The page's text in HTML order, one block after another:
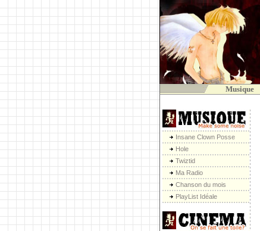
Musique
Insane Clown Posse
Hole
Twiztid
Ma Radio
Chanson du mois
PlayList Idéale